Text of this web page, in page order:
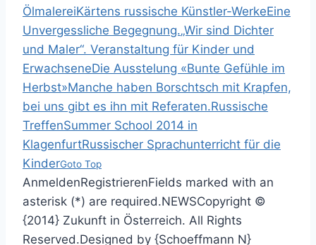
ÖlmalereiKärtens russische Künstler-WerkeEine
Unvergessliche Begegnung.„Wir sind Dichter
und Maler“. Veranstaltung für Kinder und
ErwachseneDie Ausstelung «Bunte Gefühle im
Herbst»Manche haben Borschtsch mit Krapfen,
bei uns gibt es ihn mit Referaten.Russische
TreffenSummer School 2014 in
KlagenfurtRussischer Sprachunterricht für die
KinderGoto Top
AnmeldenRegistrierenFields marked with an
asterisk (*) are required.NEWSCopyright ©
{2014} Zukunft in Österreich. All Rights
Reserved.Designed by {Schoeffmann N}